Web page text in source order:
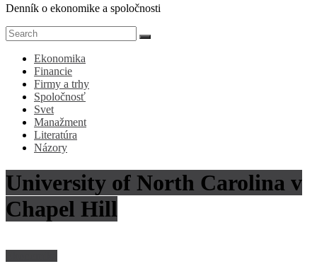
Denník o ekonomike a spoločnosti
Ekonomika
Financie
Firmy a trhy
Spoločnosť
Svet
Manažment
Literatúra
Názory
University of North Carolina v
Chapel Hill